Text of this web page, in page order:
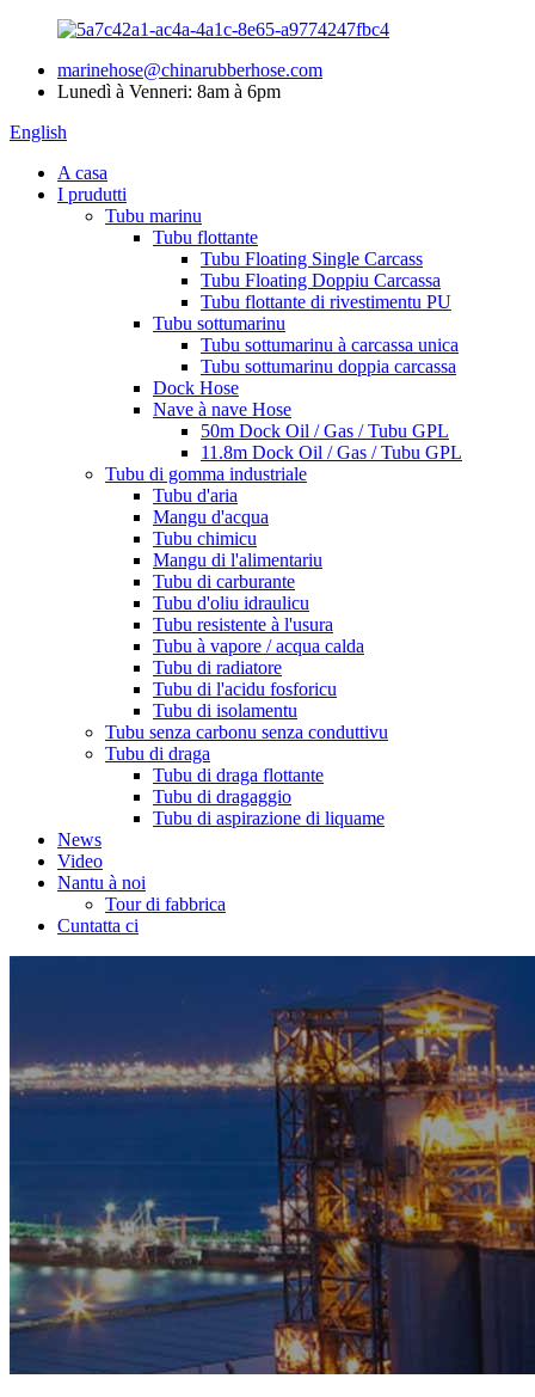
marinehose@chinarubberhose.com
Lunedì à Venneri: 8am à 6pm
English
A casa
I prudutti
Tubu marinu
Tubu flottante
Tubu Floating Single Carcass
Tubu Floating Doppiu Carcassa
Tubu flottante di rivestimentu PU
Tubu sottumarinu
Tubu sottumarinu à carcassa unica
Tubu sottumarinu doppia carcassa
Dock Hose
Nave à nave Hose
50m Dock Oil / Gas / Tubu GPL
11.8m Dock Oil / Gas / Tubu GPL
Tubu di gomma industriale
Tubu d'aria
Mangu d'acqua
Tubu chimicu
Mangu di l'alimentariu
Tubu di carburante
Tubu d'oliu idraulicu
Tubu resistente à l'usura
Tubu à vapore / acqua calda
Tubu di radiatore
Tubu di l'acidu fosforicu
Tubu di isolamentu
Tubu senza carbonu senza conduttivu
Tubu di draga
Tubu di draga flottante
Tubu di dragaggio
Tubu di aspirazione di liquame
News
Video
Nantu à noi
Tour di fabbrica
Cuntatta ci